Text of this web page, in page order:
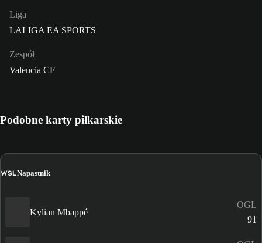
Liga
LALIGA EA SPORTS
Zespół
Valencia CF
Podobne karty piłkarskie
WŚLNapastnik
Kylian Mbappé
OGL
91